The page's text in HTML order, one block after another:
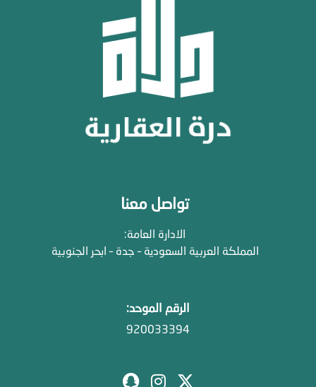
تواصل معنا
الادارة العامة:
المملكة العربية السعودية – جدة – ابحر الجنوبية
الرقم الموحد:
920033394